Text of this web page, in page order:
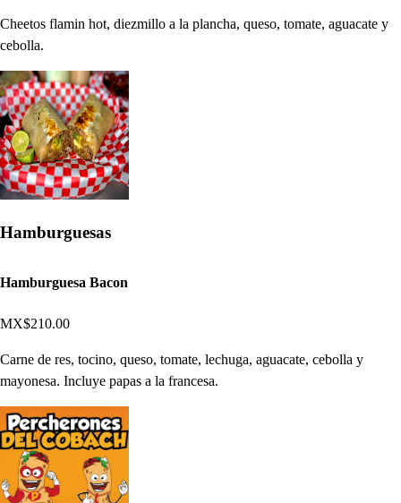
Cheetos flamin hot, diezmillo a la plancha, queso, tomate, aguacate y
cebolla.
Hamburguesas
Hamburguesa Bacon
MX$210.00
Carne de res, tocino, queso, tomate, lechuga, aguacate, cebolla y
mayonesa. Incluye papas a la francesa.